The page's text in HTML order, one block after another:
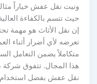
ونيت نقل عفش خياراً
حيث تتسم بالكفاءة
إن نقل الأثاث هو مهمة
تعرضه لأي أضرار أثناء
متكاملاً يضمن التعامل
هذا المجال. تتفوق شركة
نقل عفش بفضل استخدام